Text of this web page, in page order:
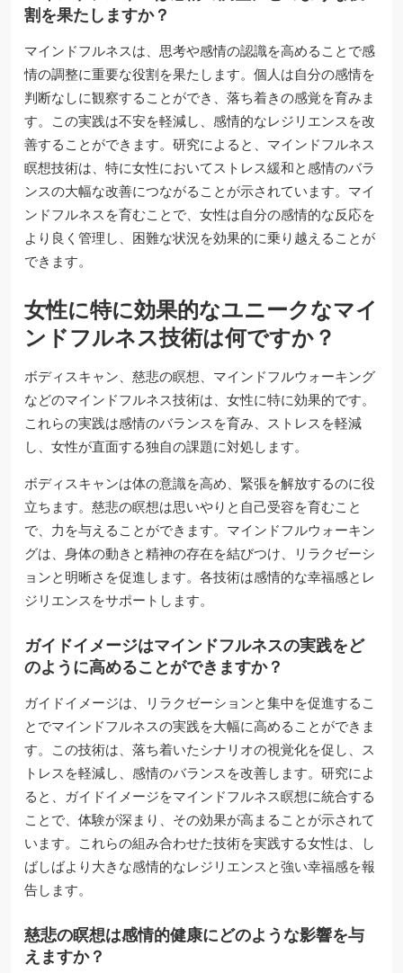
割を果たしますか？
マインドフルネスは、思考や感情の認識を高めることで感
情の調整に重要な役割を果たします。個人は自分の感情を
判断なしに観察することができ、落ち着きの感覚を育みま
す。この実践は不安を軽減し、感情的なレジリエンスを改
善することができます。研究によると、マインドフルネス
瞑想技術は、特に女性においてストレス緩和と感情のバラ
ンスの大幅な改善につながることが示されています。マイ
ンドフルネスを育むことで、女性は自分の感情的な反応を
より良く管理し、困難な状況を効果的に乗り越えることが
できます。
女性に特に効果的なユニークなマイ
ンドフルネス技術は何ですか？
ボディスキャン、慈悲の瞑想、マインドフルウォーキング
などのマインドフルネス技術は、女性に特に効果的です。
これらの実践は感情のバランスを育み、ストレスを軽減
し、女性が直面する独自の課題に対処します。
ボディスキャンは体の意識を高め、緊張を解放するのに役
立ちます。慈悲の瞑想は思いやりと自己受容を育むこと
で、力を与えることができます。マインドフルウォーキン
グは、身体の動きと精神の存在を結びつけ、リラクゼーシ
ョンと明晰さを促進します。各技術は感情的な幸福感とレ
ジリエンスをサポートします。
ガイドイメージはマインドフルネスの実践をど
のように高めることができますか？
ガイドイメージは、リラクゼーションと集中を促進するこ
とでマインドフルネスの実践を大幅に高めることができま
す。この技術は、落ち着いたシナリオの視覚化を促し、ス
トレスを軽減し、感情のバランスを改善します。研究によ
ると、ガイドイメージをマインドフルネス瞑想に統合する
ことで、体験が深まり、その効果が高まることが示されて
います。これらの組み合わせた技術を実践する女性は、し
ばしばより大きな感情的なレジリエンスと強い幸福感を報
告します。
慈悲の瞑想は感情的健康にどのような影響を与
えますか？